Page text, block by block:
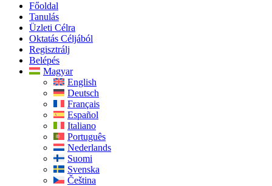
Főoldal
Tanulás
Üzleti Célra
Oktatás Céljából
Regisztrálj
Belépés
Magyar
English
Deutsch
Français
Español
Italiano
Português
Nederlands
Suomi
Svenska
Čeština